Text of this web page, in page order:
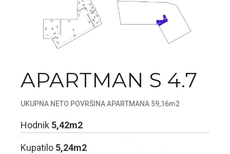
APARTMAN S 4.7
UKUPNA NETO POVRŠINA APARTMANA 59,16m2
Hodnik 5,42m2
Kupatilo 5,24m2